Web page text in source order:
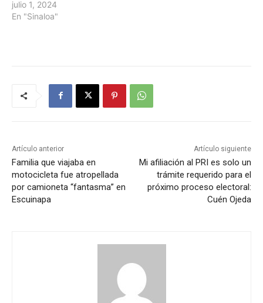
julio 1, 2024
En "Sinaloa"
Artículo anterior
Familia que viajaba en
motocicleta fue atropellada
por camioneta “fantasma” en
Escuinapa
Artículo siguiente
Mi afiliación al PRI es solo un
trámite requerido para el
próximo proceso electoral:
Cuén Ojeda